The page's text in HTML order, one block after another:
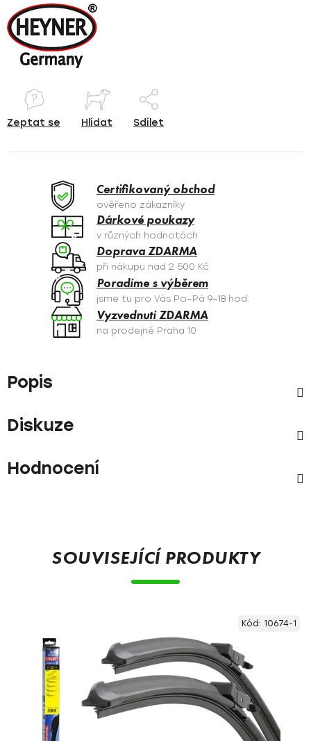
Zeptat se Hlídat Sdílet
Certifikovaný obchod
ověřeno zákazníky
Dárkové poukazy
v různých hodnotách
Doprava ZDARMA
při nákupu nad 2 500 Kč
Poradíme s výběrem
jsme tu pro Vás Po–Pá 9–18 hod.
Vyzvednutí ZDARMA
na prodejně Praha 10
Popis
Diskuze
Hodnocení
SOUVISEJÍCÍ PRODUKTY
Kód: 10674-1